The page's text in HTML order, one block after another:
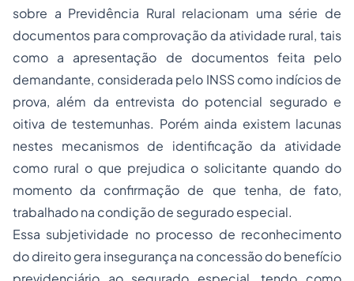
sobre a Previdência Rural relacionam uma série de
documentos para comprovação da atividade rural, tais
como a apresentação de documentos feita pelo
demandante, considerada pelo INSS como indícios de
prova, além da entrevista do potencial segurado e
oitiva de testemunhas. Porém ainda existem lacunas
nestes mecanismos de identificação da atividade
como rural o que prejudica o solicitante quando do
momento da confirmação de que tenha, de fato,
trabalhado na condição de segurado especial.
Essa subjetividade no processo de reconhecimento
do direito gera insegurança na concessão do benefício